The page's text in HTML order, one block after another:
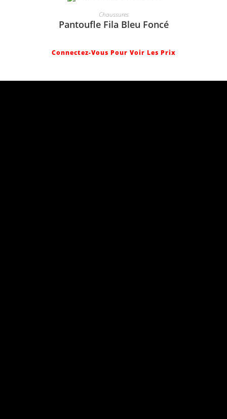
Chaussures
Pantoufle Fila Bleu Foncé
Connectez-Vous Pour Voir Les Prix